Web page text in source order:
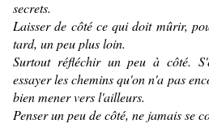
secrets.
Laisser de côté ce qui doit mûrir,
tard, un peu plus loin.
Surtout réfléchir un peu à côté.
essayer les chemins qu'on n'a pas
bien mener vers l'ailleurs.
Penser un peu de côté, ne jamais se